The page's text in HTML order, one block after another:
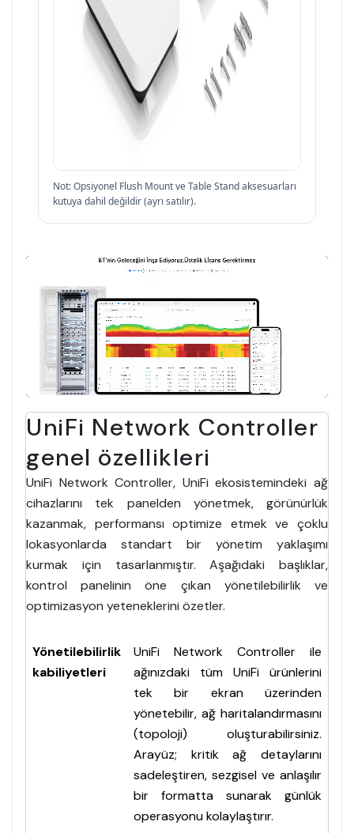
Not: Opsiyonel Flush Mount ve Table Stand aksesuarları
kutuya dahil değildir (ayrı satılır).
UniFi Network Controller
genel özellikleri
UniFi Network Controller, UniFi ekosistemindeki ağ
cihazlarını tek panelden yönetmek, görünürlük
kazanmak, performansı optimize etmek ve çoklu
lokasyonlarda standart bir yönetim yaklaşımı
kurmak için tasarlanmıştır. Aşağıdaki başlıklar,
kontrol panelinin öne çıkan yönetilebilirlik ve
optimizasyon yeteneklerini özetler.
Yönetilebilirlik
kabiliyetleri
UniFi Network Controller ile
ağınızdaki tüm UniFi ürünlerini
tek bir ekran üzerinden
yönetebilir, ağ haritalandırmasını
(topoloji) oluşturabilirsiniz.
Arayüz; kritik ağ detaylarını
sadeleştiren, sezgisel ve anlaşılır
bir formatta sunarak günlük
operasyonu kolaylaştırır.